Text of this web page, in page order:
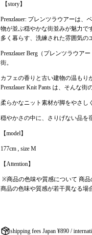
【story】
Prenzlauer: プレンツラウアーは
物が並ぶ穏やかな街並みが魅力で
多く暮らす、洗練された雰囲気の
Prenzlauer Berg（プレンツラウア
街。
カフェの香りと古い建物の温もり
Prenzlauer Knit Pants は、そんな
柔らかなニット素材が脚をやさし
穏やかさの中に、さりげない品を
【model】
177cm , size M
【Attention】
※商品の色味や質感について 商品
商品の色味や質感が若干異なる場
shipping fees Japan ¥890 /